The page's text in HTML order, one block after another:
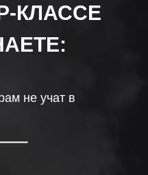
КЛАССЕ
не учат в